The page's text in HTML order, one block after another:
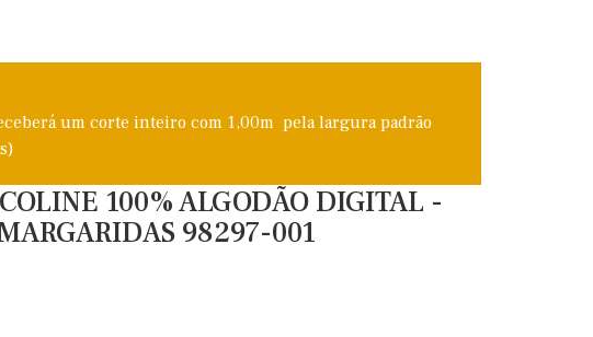
um corte inteiro com 1,00m pela largura padrão
100% ALGODÃO DIGITAL -
98297-001